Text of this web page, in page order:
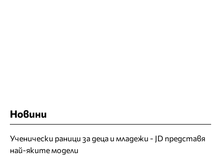
Новини
Ученически раници за деца и младежи - JD представя
най-яките модели